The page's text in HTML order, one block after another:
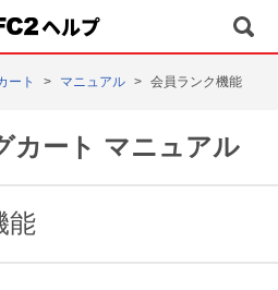
ヘルプ
ート マニュアル 会員ランク機能
カート マニュアル
能